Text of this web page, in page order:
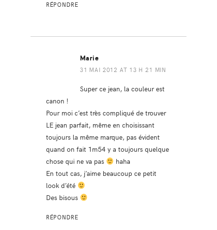
RÉPONDRE
Marie
31 MAI 2012 AT 13 H 21 MIN
Super ce jean, la couleur est
canon !
Pour moi c’est très compliqué de trouver
LE jean parfait, même en choisissant
toujours la même marque, pas évident
quand on fait 1m54 y a toujours quelque
chose qui ne va pas
haha
En tout cas, j’aime beaucoup ce petit
look d’été
Des bisous
RÉPONDRE